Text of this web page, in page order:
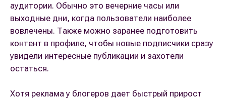
аудитории. Обычно это вечерние часы или
выходные дни, когда пользователи наиболее
вовлечены. Также можно заранее подготовить
контент в профиле, чтобы новые подписчики сразу
увидели интересные публикации и захотели
остаться.
Хотя реклама у блогеров дает быстрый прирост